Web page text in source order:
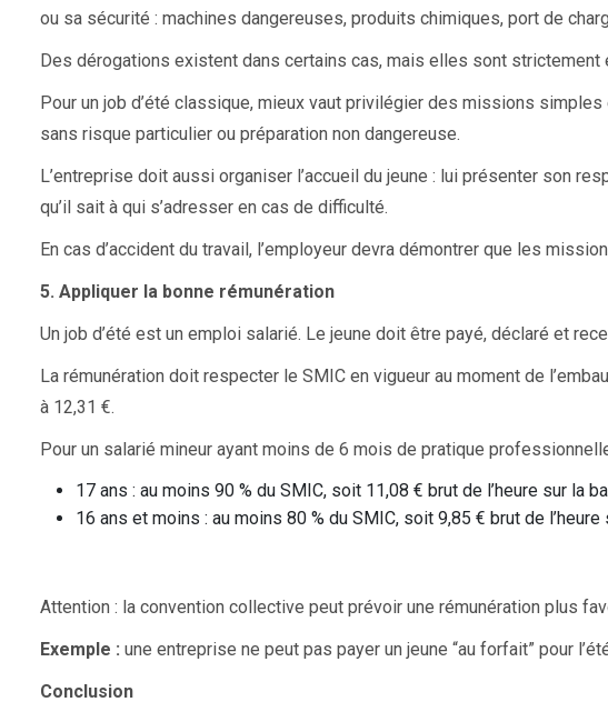
ou sa sécurité : machines dangereuses, produits chimiques, port de
Des dérogations existent dans certains cas, mais elles sont strictement
Pour un job d’été classique, mieux vaut privilégier des missions
sans risque particulier ou préparation non dangereuse.
L’entreprise doit aussi organiser l’accueil du jeune : lui présenter son
qu’il sait à qui s’adresser en cas de difficulté.
En cas d’accident du travail, l’employeur devra démontrer que les
5. Appliquer la bonne rémunération
Un job d’été est un emploi salarié. Le jeune doit être payé, déclaré et
La rémunération doit respecter le SMIC en vigueur au moment de
à 12,31 €.
Pour un salarié mineur ayant moins de 6 mois de pratique
17 ans : au moins 90 % du SMIC, soit 11,08 € brut de l’heure sur la
16 ans et moins : au moins 80 % du SMIC, soit 9,85 € brut de
Attention : la convention collective peut prévoir une rémunération plus
Exemple : une entreprise ne peut pas payer un jeune “au forfait” pour
Conclusion